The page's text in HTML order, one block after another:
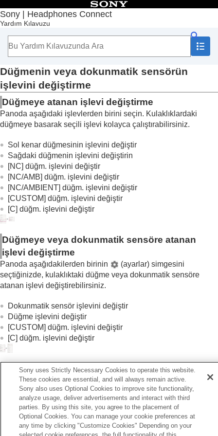
Sony | Headphones Connect
Yardım Kılavuzu
İçindekiler
Başlangıç Sayfası
Başlarken
Kullanım
“Sony | Headphones Connect” Panosu Hakkında
[Durum] sekmesinde görüntülenen işlevler
[Ses] sekmesinde görüntülenen işlevler
[Sistem] sekmesinde görüntülenen işlevler
Çok noktalı bir bağlantıyı etkinleştirme (
anda 2 cihaza bağlanın
)
Sesli Yardımcı ayarının değiştirilmesi
Amazon Alexa’yı sesinizle etkinleştirmenin
Yardımcı'yı Sesinizle Etkinleştirin
Ses düzeyinin ortam seslerine göre otomatik
olarak ayarlanması (
Kontrolü)
Düğmenin veya dokunmatik sensörün
işlevini değiştirme
Dokunma işlemi işlevinin değiştirilmesi
Dokunmatik sensör kontrol panelini ayarlama
[Ortam Sesi Kontrolü] Çalışma Ayarı
değiştirilmesi
Quick Access öğesine atanan hizmeti
değiştirme
BLUETOOTH
ayarının (
LE Audio Bağlantı Kalitesi
değiştirilmesi
Kulaklıkların yukarı aşağı-aşağı yukarı ve
sağdan sola-soldan sağa kafa hareketleri ile
kontrolünü etkinleştirme (
ayarlanması
En uygun kulak içi kulaklık ucu boyutunuzun
belirlenmesi
Gücü otomatik olarak kapatmak için ayarlama
(Otomatik Güç Kapatma)
Kulaklıklar çıkarıldığında müzik çalmayı
duraklatma (Kulaklıklar çıkarıldığında
Düğmenin veya dokunmatik sensörün
işlevini değiştirme
Düğmeye atanan işlevi değiştirme
Panoda aşağıdaki işlevlerden birini seçin. Kulaklıklardaki
düğmeye basarak seçili işlevi kolayca çalıştırabilirsiniz.
Sol kenar düğmesinin işlevini değiştir
Sağdaki düğmenin işlevini değiştirin
[NC] düğm. işlevini değiştir
[NC/AMB] düğm. işlevini değiştir
[NC/AMBIENT] düğm. işlevini değiştir
[CUSTOM] düğm. işlevini değiştir
[C] düğm. işlevini değiştir
Düğmeye veya dokunmatik sensöre atanan
işlevi değiştirme
Panoda aşağıdakilerden birinin
(ayarlar) simgesini
seçtiğinizde, kulaklıktaki düğme veya dokunmatik sensöre
atanan işlevi değiştirebilirsiniz.
Dokunmatik sensör işlevini değiştir
Düğme işlevini değiştir
[CUSTOM] düğm. işlevini değiştir
[C] düğm. işlevini değiştir
İpucu
Düğme adı kulaklıklara bağlı olarak değişir.
Önceki
Sony uses Strictly Necessary Cookies to operate this website.
These cookies are essential, and will always remain active.
Sony also uses Optional Cookies to improve site functionality,
analyze usage, deliver advertisements and interact with third
parties. By using this site, you agree to the placement of
Optional Cookies. You can manage your cookie preferences at
any time by clicking "Customize Cookies" Depending on your